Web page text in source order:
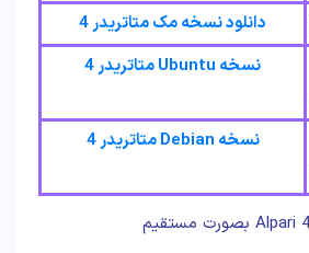
دانلود نسخه مک متاتریدر 4
نسخه Ubuntu متاتریدر 4
نسخه Debian متاتریدر 4